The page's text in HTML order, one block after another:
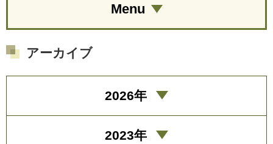
Menu
アーカイブ
2026年
2023年